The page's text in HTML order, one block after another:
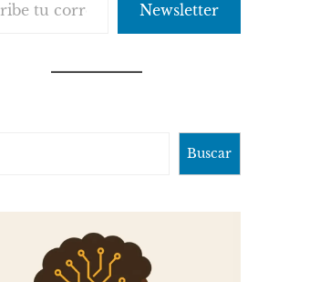
Newsletter
Buscar